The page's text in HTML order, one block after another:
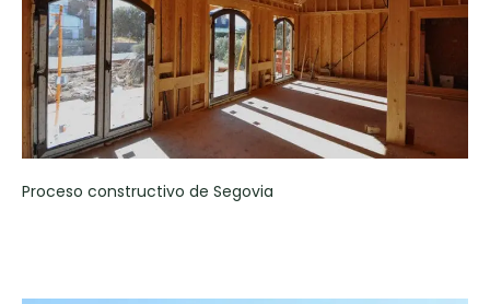
Proceso constructivo de Segovia